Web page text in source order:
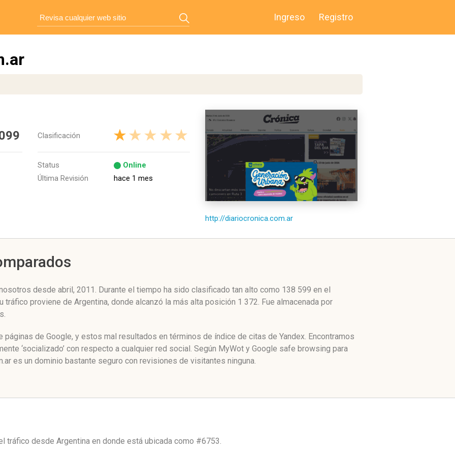
Ingreso Registro
Clasificación
Status
Online
Última Revisión
hace 1 mes
http://diariocronica.com.ar
desde abril, 2011. Durante el tiempo ha sido clasificado tan alto como 138 599 en el
tráfico proviene de Argentina, donde alcanzó la más alta posición 1 372. Fue almacenada por
páginas de Google, y estos mal resultados en términos de índice de citas de Yandex. Encontramos
‘socializado’ con respecto a cualquier red social. Según MyWot y Google safe browsing para
es un dominio bastante seguro con revisiones de visitantes ninguna.
tráfico desde Argentina en donde está ubicada como #6753.